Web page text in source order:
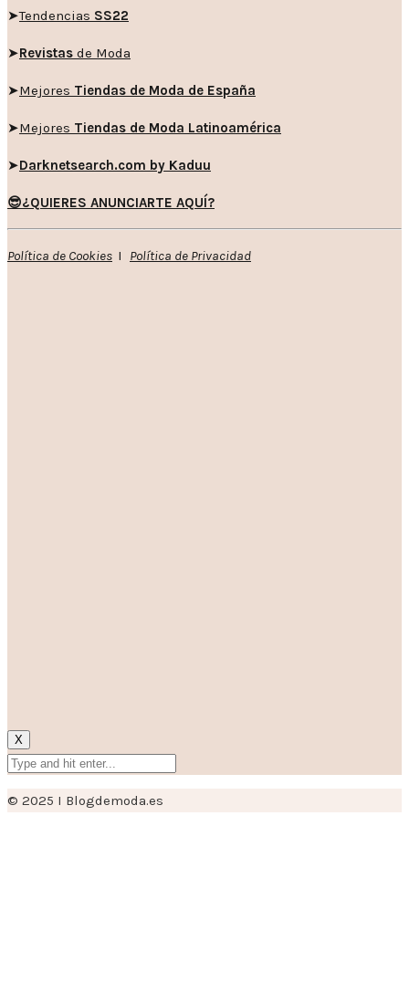
➤Tendencias SS22
➤Revistas de Moda
➤Mejores Tiendas de Moda de España
➤Mejores Tiendas de Moda Latinoamérica
➤Darknetsearch.com by Kaduu
😎¿QUIERES ANUNCIARTE AQUÍ?
Política de Cookies I Política de Privacidad
X
© 2025 I Blogdemoda.es